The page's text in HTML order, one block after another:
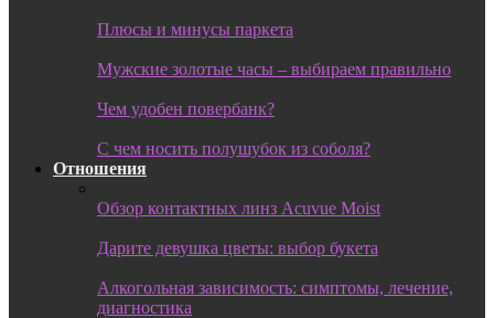
Плюсы и минусы паркета
Мужские золотые часы – выбираем правильно
Чем удобен повербанк?
С чем носить полушубок из соболя?
Отношения
Обзор контактных линз Acuvue Moist
Дарите девушка цветы: выбор букета
Алкогольная зависимость: симптомы, лечение,
диагностика